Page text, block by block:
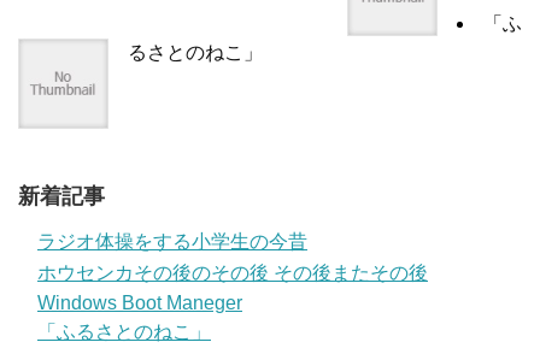
「ふ
るさとのねこ」
新着記事
ラジオ体操をする小学生の今昔
ホウセンカその後のその後 その後またその後
Windows Boot Maneger
「ふるさとのねこ」